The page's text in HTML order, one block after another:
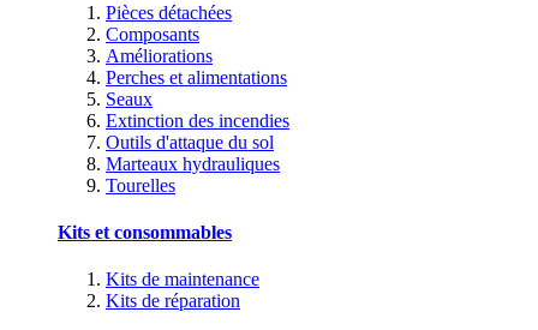
Pièces détachées
Composants
Améliorations
Perches et alimentations
Seaux
Extinction des incendies
Outils d'attaque du sol
Marteaux hydrauliques
Tourelles
Kits et consommables
Kits de maintenance
Kits de réparation